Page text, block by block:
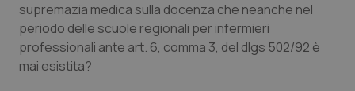
Abruzzo
Basilicata
QS Pro Gold
Artrite & artrosi
QS Club Newsletter
supremazia medica sulla docenza che neanche nel
periodo delle scuole regionali per infermieri
professionali ante art. 6, comma 3, del dlgs 502/92 è
mai esistita?